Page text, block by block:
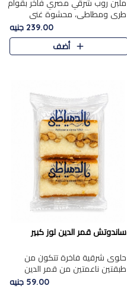
ملبن روب شرقي مصري فاخر بقوام
طري ومطاطي، محشوة غني
بسخاء بقطع عين الجمل واللوز
الفاخر التي تضيف قرمشة مميزة
ومرضية ونكهة ناتي غنية في كل
239.00 جنيه
أضف
ساندوتش قمر الدين لوز كبير
حلوى شرقية فاخرة تتكون من
طبقتين ناعمتين من قمر الدين
الفاخر، تتوسطهما حشوة غنية من
59.00 جنيه